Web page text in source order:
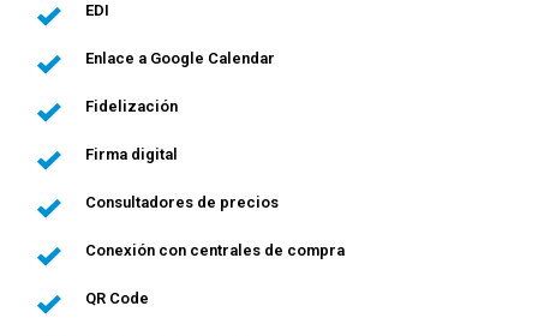
EDI
Enlace a Google Calendar
Fidelización
Firma digital
Consultadores de precios
Conexión con centrales de compra
QR Code